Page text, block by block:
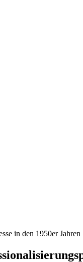
in den 1950er Jahren